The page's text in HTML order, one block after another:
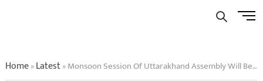
Menu
Home»Latest»Monsoon Session Of Uttarakhand Assembly Will Be Held In Gairsain From 21st To 23rd August